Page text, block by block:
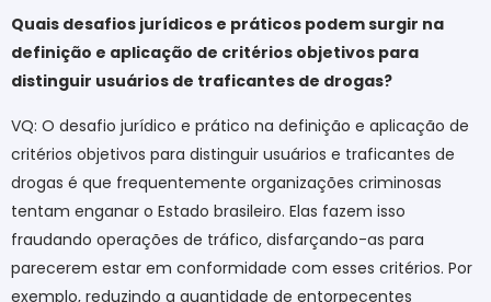
Quais desafios jurídicos e práticos podem surgir na
definição e aplicação de critérios objetivos para
distinguir usuários de traficantes de drogas?
VQ: O desafio jurídico e prático na definição e aplicação de
critérios objetivos para distinguir usuários e traficantes de
drogas é que frequentemente organizações criminosas
tentam enganar o Estado brasileiro. Elas fazem isso
fraudando operações de tráfico, disfarçando-as para
parecerem estar em conformidade com esses critérios. Por
exemplo, reduzindo a quantidade de entorpecentes